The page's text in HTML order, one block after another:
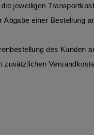
jeweiligen
einer Bestellung
des Kunden
zusätzlichen